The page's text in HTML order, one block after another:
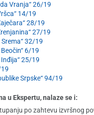
Vranja“ 26/19
14/19
28/19
27/19
32/19
6/19
25/19
19
Srpske“ 94/19
u Ekspertu, nalaze se i:
po zahtevu izvršnog